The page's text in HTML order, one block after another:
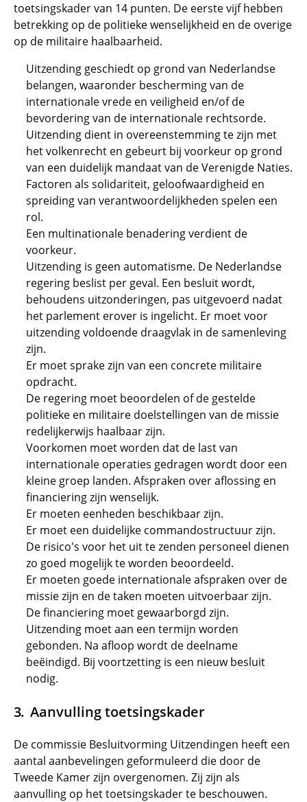
toetsingskader van 14 punten. De eerste vijf hebben
betrekking op de politieke wenselijkheid en de overige
op de militaire haalbaarheid.
Uitzending geschiedt op grond van Nederlandse
belangen, waaronder bescherming van de
internationale vrede en veiligheid en/of de
bevordering van de internationale rechtsorde.
Uitzending dient in overeenstemming te zijn met
het volkenrecht en gebeurt bij voorkeur op grond
van een duidelijk mandaat van de Verenigde Naties.
Factoren als solidariteit, geloofwaardigheid en
spreiding van verantwoordelijkheden spelen een
rol.
Een multinationale benadering verdient de
voorkeur.
Uitzending is geen automatisme. De Nederlandse
regering beslist per geval. Een besluit wordt,
behoudens uitzonderingen, pas uitgevoerd nadat
het parlement erover is ingelicht. Er moet voor
uitzending voldoende draagvlak in de samenleving
zijn.
Er moet sprake zijn van een concrete militaire
opdracht.
De regering moet beoordelen of de gestelde
politieke en militaire doelstellingen van de missie
redelijkerwijs haalbaar zijn.
Voorkomen moet worden dat de last van
internationale operaties gedragen wordt door een
kleine groep landen. Afspraken over aflossing en
financiering zijn wenselijk.
Er moeten eenheden beschikbaar zijn.
Er moet een duidelijke commandostructuur zijn.
De risico's voor het uit te zenden personeel dienen
zo goed mogelijk te worden beoordeeld.
Er moeten goede internationale afspraken over de
missie zijn en de taken moeten uitvoerbaar zijn.
De financiering moet gewaarborgd zijn.
Uitzending moet aan een termijn worden
gebonden. Na afloop wordt de deelname
beëindigd. Bij voortzetting is een nieuw besluit
nodig.
Aanvulling toetsingskader
De commissie Besluitvorming Uitzendingen heeft een
aantal aanbevelingen geformuleerd die door de
Tweede Kamer zijn overgenomen. Zij zijn als
aanvulling op het toetsingskader te beschouwen.